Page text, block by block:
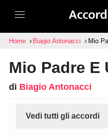
Home Biagio Antonacci Mio
Mio Padre E
di Biagio Antonacci
Vedi tutti gli accordi